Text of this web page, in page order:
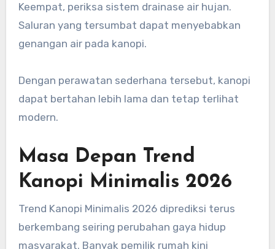
Keempat, periksa sistem drainase air hujan.
Saluran yang tersumbat dapat menyebabkan
genangan air pada kanopi.
Dengan perawatan sederhana tersebut, kanopi
dapat bertahan lebih lama dan tetap terlihat
modern.
Masa Depan Trend
Kanopi Minimalis 2026
Trend Kanopi Minimalis 2026 diprediksi terus
berkembang seiring perubahan gaya hidup
masyarakat. Banyak pemilik rumah kini